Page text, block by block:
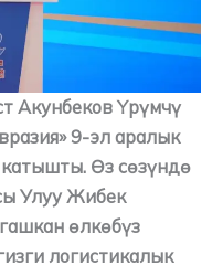
Акунбеков Үрүмчү
9-эл аралык
Өз сөзүндө
Улуу Жибек
өлкөбүз
логистикалык